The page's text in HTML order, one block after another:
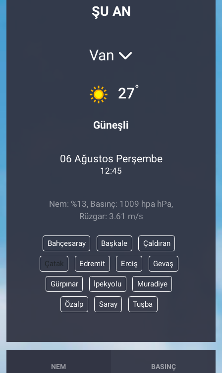
ŞU AN
Van
27°
Güneşli
06 Ağustos Perşembe
12:45
Nem: %13, Basınç: 1009 hpa hPa,
Rüzgar: 3.61 m/s
Bahçesaray Başkale Çaldıran
Çatak Edremit Erciş Gevaş
Gürpınar İpekyolu Muradiye
Özalp Saray Tuşba
NEM BASINÇ